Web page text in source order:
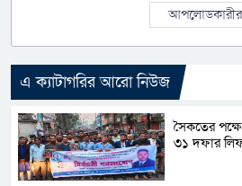
এ ক্যাটাগরির আরো নিউজ
সৈকতের
৩১ দফার